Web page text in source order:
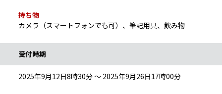
持ち物
カメラ（スマートフォンでも可）、筆記用具、飲み物
受付時期
2025年9月12日8時30分 ～ 2025年9月26日17時00分